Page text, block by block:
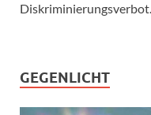
Diskriminierungsverbot.
GEGENLICHT